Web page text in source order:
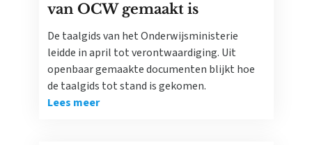
van OCW gemaakt is
De taalgids van het Onderwijsministerie
leidde in april tot verontwaardiging. Uit
openbaar gemaakte documenten blijkt hoe
de taalgids tot stand is gekomen.
Lees meer